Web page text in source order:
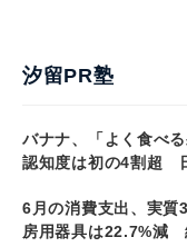
汐留PR塾
バナナ、「よく食べ
認知度は初の4割超
6月の消費支出、実
房用器具は22.7%減